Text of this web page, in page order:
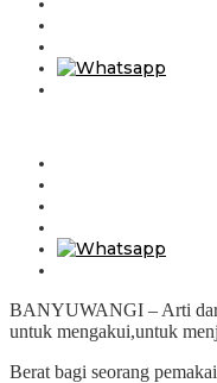
BANYUWANGI – Arti dari
untuk mengakui,untuk
Berat bagi seorang